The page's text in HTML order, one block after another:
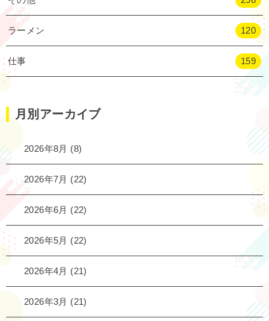
ラーメン 120
仕事 159
月別アーカイブ
2026年8月 (8)
2026年7月 (22)
2026年6月 (22)
2026年5月 (22)
2026年4月 (21)
2026年3月 (21)